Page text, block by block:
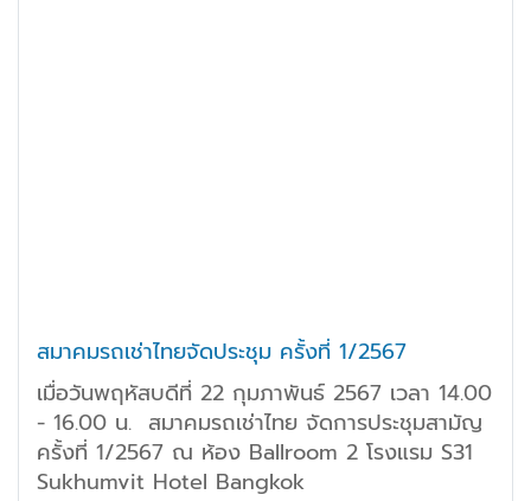
สมาคมรถเช่าไทยจัดประชุม ครั้งที่ 1/2567
เมื่อวันพฤหัสบดีที่ 22 กุมภาพันธ์ 2567 เวลา 14.00
- 16.00 น. สมาคมรถเช่าไทย จัดการประชุมสามัญ
ครั้งที่ 1/2567 ณ ห้อง Ballroom 2 โรงแรม S31
Sukhumvit Hotel Bangkok